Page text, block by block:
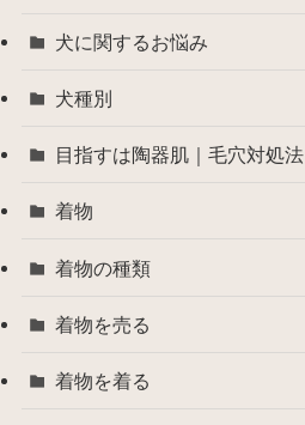
犬に関するお悩み
犬種別
目指すは陶器肌｜毛穴対処法
着物
着物の種類
着物を売る
着物を着る